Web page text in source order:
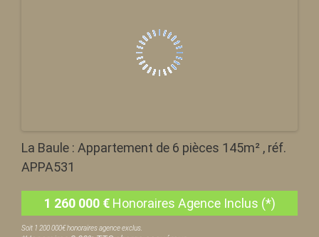
La Baule : Appartement de 6 pièces 145m² , réf.
APPA531
1 260 000€ Honoraires Agence Inclus (*)
Soit 1 200 000€ honoraires agence exclus.